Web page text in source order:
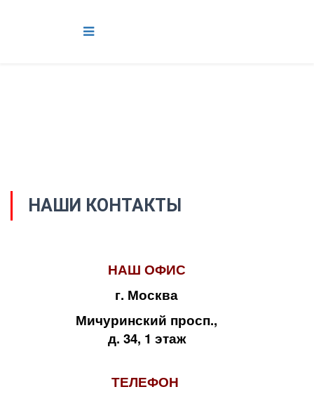
НАШИ КОНТАКТЫ
НАШ ОФИС
г. Москва
Мичуринский просп.,
д. 34, 1 этаж
ТЕЛЕФОН